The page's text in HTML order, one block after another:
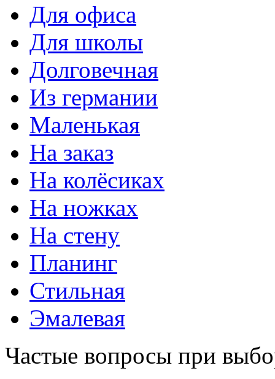
Для офиса
Для школы
Долговечная
Из германии
Маленькая
На заказ
На колёсиках
На ножках
На стену
Планинг
Стильная
Эмалевая
Частые вопросы при